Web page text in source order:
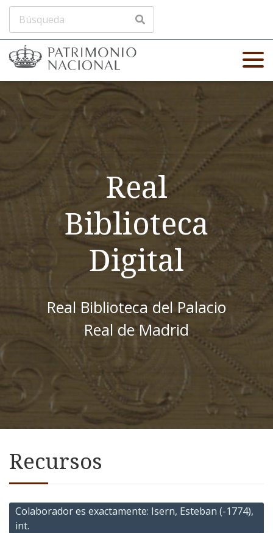
Real
Biblioteca
Digital
Real Biblioteca del Palacio
Real de Madrid
Recursos
Colaborador es exactamente Isern, Esteban (-1774),
int.